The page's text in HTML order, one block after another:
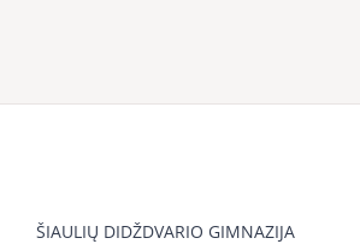
ŠIAULIŲ DIDŽDVARIO GIMNAZIJA